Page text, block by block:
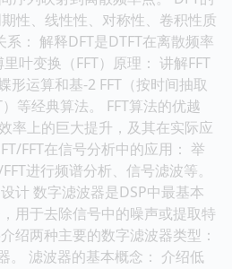
性、线性性、对称性、卷积性质
系： 解释DFT是DTFT在离散频率
叶变换（FFT）原理： 讲解FFT
形运算和基-2 FFT（按时间抽取
等经典算法。 FFT算法的优越
率上的巨大提升，及其在实际应
FFT在信号分析中的应用： 举
进行频谱分析、信号滤波等。
计 数字滤波器是DSP中最基本
用于去除信号中的噪声或提取特
绍两种主要的数字滤波器类型：
。 滤波器的基本概念： 介绍低